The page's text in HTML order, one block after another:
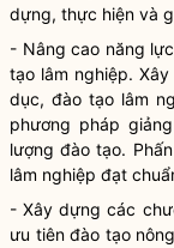
dựng, thực hiện và
- Nâng cao năng
tạo lâm nghiệp.
dục, đào tạo lâm
phương pháp
lượng đào tạo.
lâm nghiệp đạt
- Xây dựng các
ưu tiên đào tạo